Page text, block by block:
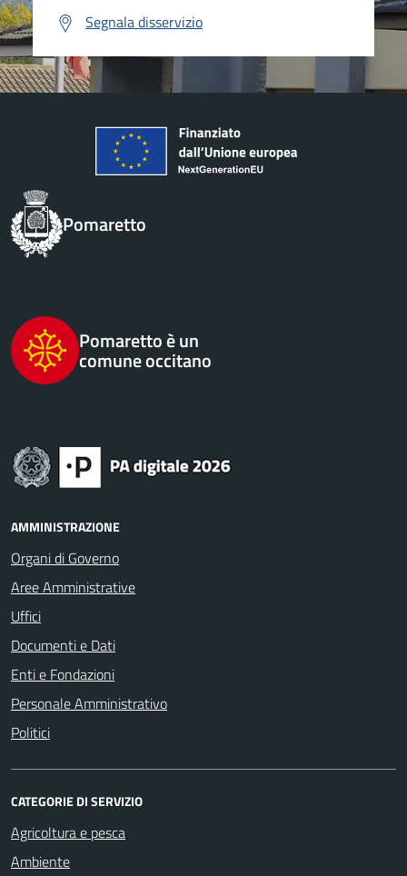
Segnala disservizio
Pomaretto
Pomaretto è un
comune occitano
AMMINISTRAZIONE
Organi di Governo
Aree Amministrative
Uffici
Documenti e Dati
Enti e Fondazioni
Personale Amministrativo
Politici
CATEGORIE DI SERVIZIO
Agricoltura e pesca
Ambiente